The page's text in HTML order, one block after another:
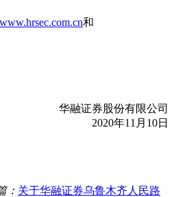
和
华融证券股份有限公司
2020年11月10日
： 关于华融证券乌鲁木齐人民路